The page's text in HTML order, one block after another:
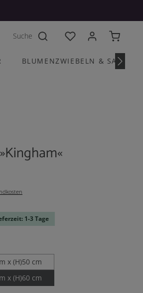
Du hast 0 Produkte
BLUMENZWIEBELN &
1-3 Tage
x (H)50 cm
x (H)60 cm